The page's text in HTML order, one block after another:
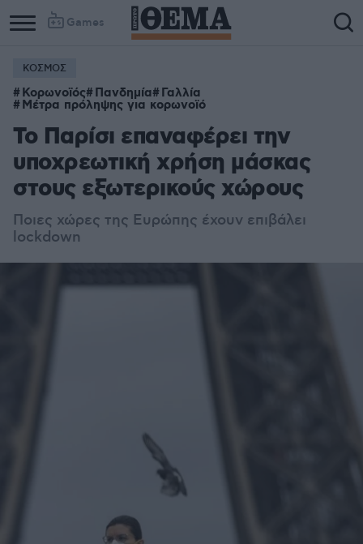
Games
ΚΟΣΜΟΣ
Κορωνοϊός Πανδημία Γαλλία
Μέτρα πρόληψης για κορωνοϊό
Το Παρίσι επαναφέρει την
υποχρεωτική χρήση μάσκας
στους εξωτερικούς χώρους
Ποιες χώρες της Ευρώπης έχουν επιβάλει
lockdown